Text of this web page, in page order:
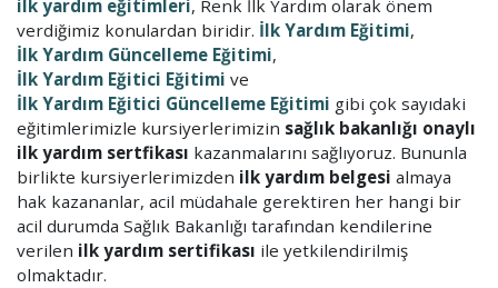
ilk yardım eğitimleri, Renk İlk Yardım olarak önem
verdiğimiz konulardan biridir. İlk Yardım Eğitimi,
İlk Yardım Güncelleme Eğitimi,
İlk Yardım Eğitici Eğitimi ve
İlk Yardım Eğitici Güncelleme Eğitimi gibi çok sayıdaki
eğitimlerimizle kursiyerlerimizin sağlık bakanlığı onaylı
ilk yardım sertfikası kazanmalarını sağlıyoruz. Bununla
birlikte kursiyerlerimizden ilk yardım belgesi almaya
hak kazananlar, acil müdahale gerektiren her hangi bir
acil durumda Sağlık Bakanlığı tarafından kendilerine
verilen ilk yardım sertifikası ile yetkilendirilmiş
olmaktadır.